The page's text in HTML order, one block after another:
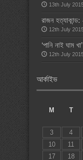
13th July
রাজন হত্যাকান্ড:
12th July
‘পানি নাই ঘাম
12th July
আর্কাইভ
M
T
3
4
10
11
17
18